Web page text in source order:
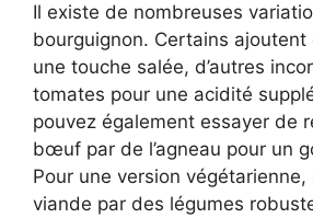
Il existe de nombreuses
bourguignon. Certains ajoutent
une touche salée, d’autres
tomates pour une acidité
pouvez également essayer de
bœuf par de l’agneau pour un
Pour une version végétarienne,
viande par des légumes